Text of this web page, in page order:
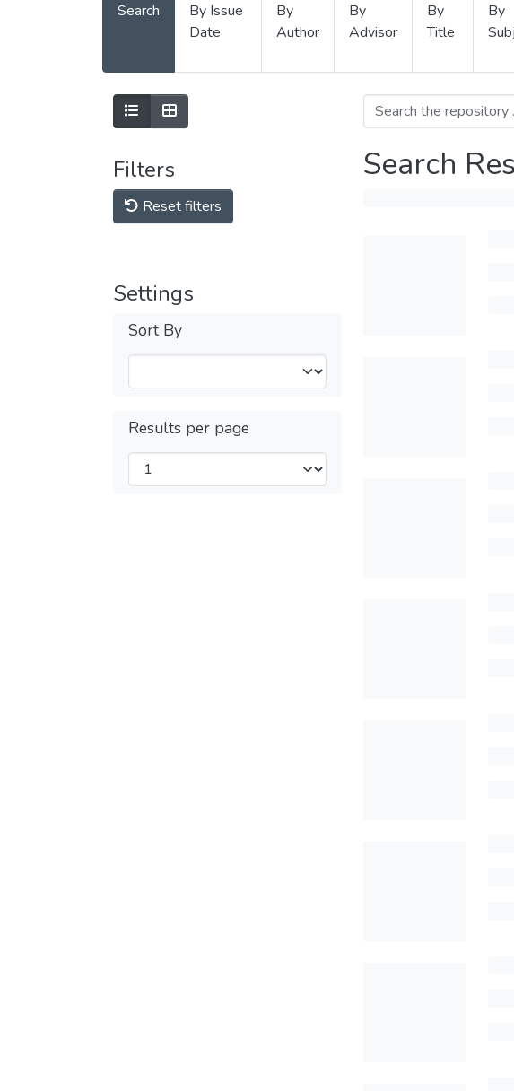
Search
By Issue
Date
By
Author
By
Advisor
By
Title
By
Filters
Reset filters
Settings
Sort By
Results per page
Search